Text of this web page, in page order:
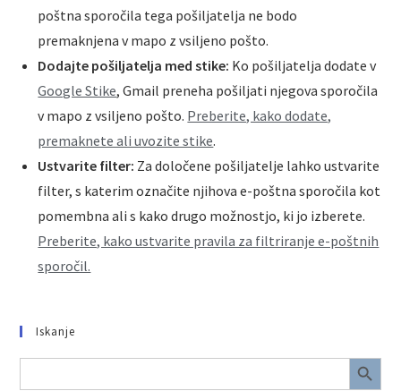
poštna sporočila tega pošiljatelja ne bodo
premaknjena v mapo z vsiljeno pošto.
Dodajte pošiljatelja med stike: Ko pošiljatelja dodate v
Google Stike, Gmail preneha pošiljati njegova sporočila
v mapo z vsiljeno pošto. Preberite, kako dodate,
premaknete ali uvozite stike.
Ustvarite filter: Za določene pošiljatelje lahko ustvarite
filter, s katerim označite njihova e-poštna sporočila kot
pomembna ali s kako drugo možnostjo, ki jo izberete.
Preberite, kako ustvarite pravila za filtriranje e-poštnih
sporočil.
Iskanje
Search SEARCH BUTTON